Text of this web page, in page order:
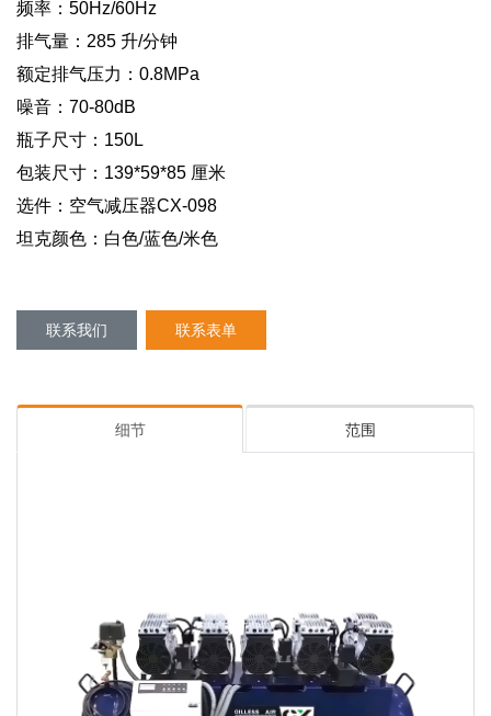
频率：50Hz/60Hz
排气量：285 升/分钟
额定排气压力：0.8MPa
噪音：70-80dB
瓶子尺寸：150L
包装尺寸：139*59*85 厘米
选件：空气减压器CX-098
坦克颜色：白色/蓝色/米色
联系我们 联系表单
细节 范围